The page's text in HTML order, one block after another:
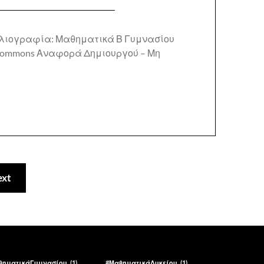
Μαθηματικά Β Γυμνασίου
Αναφορά Δημιουργού – Μη